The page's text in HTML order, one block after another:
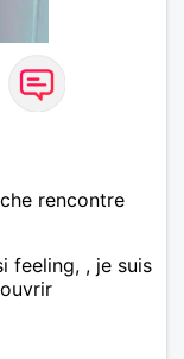
rencontre
feeling, , je suis